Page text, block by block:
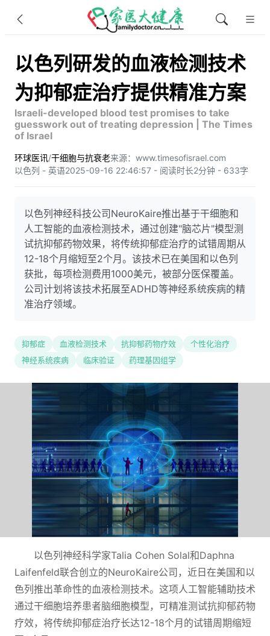
以色列研发的血液检测技术
为抑郁症治疗提供精准方案
Israeli-developed blood test promises to take
guesswork out of treating depression | The Times
of Israel
环球医讯/干细胞与抗衰老来源：www.timesofisrael.com
以色列 - 英语2025-09-16 22:46:57 - 阅读时长2分钟 - 633字
以色列神经科技公司NeuroKaire推出基于干细胞和
人工智能的血液检测技术，通过创建"脑芯片"模型测
试抗抑郁药物效果，将传统抑郁症治疗的试错周期从
12-18个月缩短至2个月。该技术已在美国和以色列
获批，每项检测费用1000美元，被部分医保覆盖。
公司计划将该技术拓展至ADHD等神经系统疾病的精
准治疗领域。
抑郁症 血液检测技术 抗抑郁药物疗效
个性化治疗
神经系统疾病
临床验证 药理基因组学
以色列神经科学家Talia Cohen Solal和Daphna
Laifenfeld联合创立的NeuroKaire公司，近日在美国和以
色列推出革命性的血液检测技术。这项人工智能辅助技术
通过干细胞培养患者脑细胞模型，可精准测试抗抑郁药物
疗效，将传统抑郁症治疗长达12-18个月的试错周期缩短